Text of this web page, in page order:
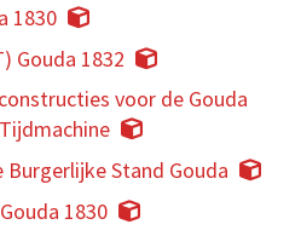
1830
Gouda 1832
voor de Gouda
Tijdmachine
Burgerlijke Stand Gouda
1830